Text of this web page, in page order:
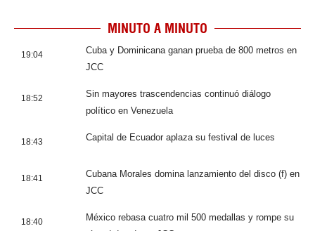
MINUTO A MINUTO
19:04
Cuba y Dominicana ganan prueba de 800 metros en
JCC
18:52
Sin mayores trascendencias continuó diálogo
político en Venezuela
18:43 Capital de Ecuador aplaza su festival de luces
18:41
Cubana Morales domina lanzamiento del disco (f) en
JCC
18:40
México rebasa cuatro mil 500 medallas y rompe su